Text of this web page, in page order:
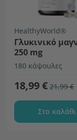
HealthyWorld®
Γλυκινικό
250 mg
180 κάψουλες
18,99 € 21,99 €
Στο καλάθι